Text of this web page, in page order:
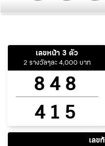
เลขหน้า 3 ตัว
2 รางวัลๆละ 4,000 บาท
848
415
เลข